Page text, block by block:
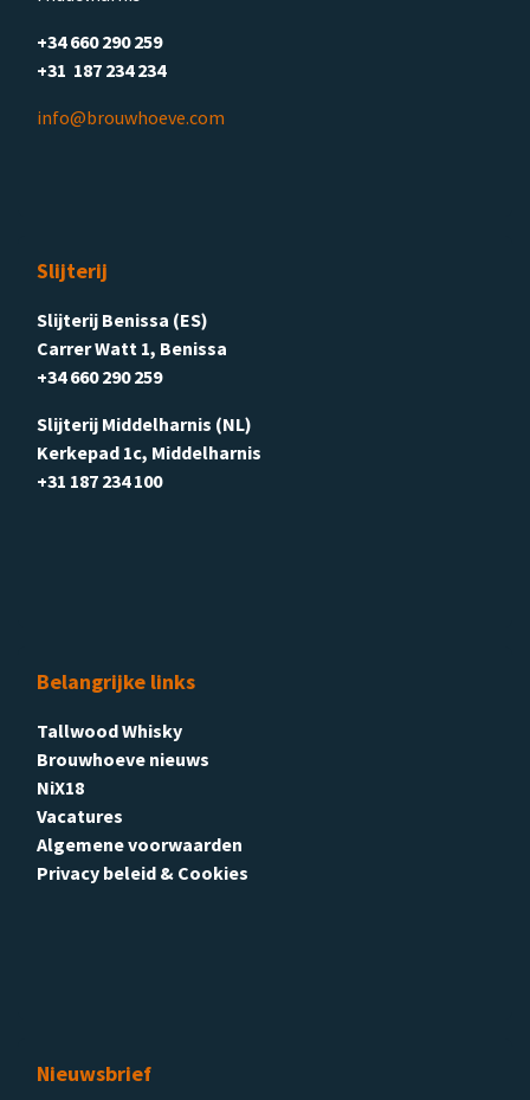
+34 660 290 259
+31 187 234 234
info@brouwhoeve.com
Slijterij
Slijterij Benissa (ES)
Carrer Watt 1, Benissa
+34 660 290 259
Slijterij Middelharnis (NL)
Kerkepad 1c, Middelharnis
+31 187 234 100
Belangrijke links
Tallwood Whisky
Brouwhoeve nieuws
NiX18
Vacatures
Algemene voorwaarden
Privacy beleid & Cookies
Nieuwsbrief